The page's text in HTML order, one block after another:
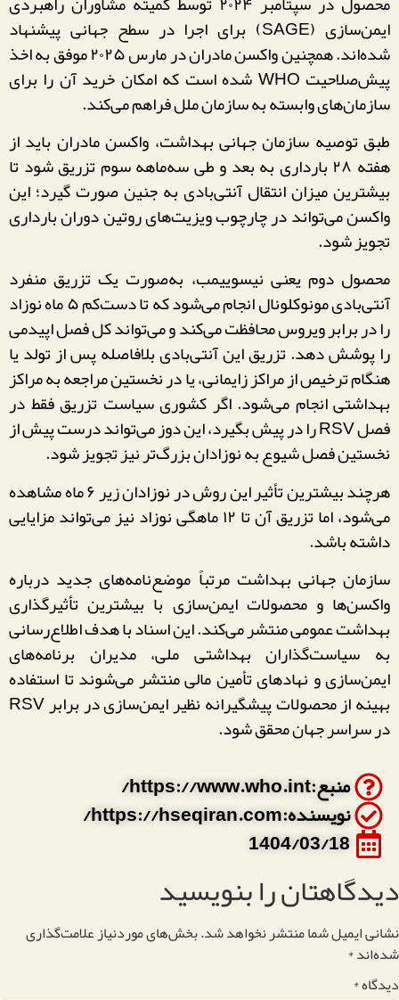
ایمن‌سازی (SAGE) برای اجرا در سطح جهانی پیشنهاد
شده‌اند. همچنین واکسن مادران در مارس ۲۰۲۵ موفق به اخذ
پیش‌صلاحیت WHO شده است که امکان خرید آن را برای
سازمان‌های وابسته به سازمان ملل فراهم می‌کند.
طبق توصیه سازمان جهانی بهداشت، واکسن مادران باید از
هفته ۲۸ بارداری به بعد و طی سه‌ماهه سوم تزریق شود تا
بیشترین میزان انتقال آنتی‌بادی به جنین صورت گیرد؛ این
واکسن می‌تواند در چارچوب ویزیت‌های روتین دوران بارداری
تجویز شود.
محصول دوم یعنی نیسوییمب، به‌صورت یک تزریق منفرد
آنتی‌بادی مونوکلونال انجام می‌شود که تا دست‌کم ۵ ماه نوزاد
را در برابر ویروس محافظت می‌کند و می‌تواند کل فصل اپیدمی
را پوشش دهد. تزریق این آنتی‌بادی بلافاصله پس از تولد یا
هنگام ترخیص از مراکز زایمانی، یا در نخستین مراجعه به مراکز
بهداشتی انجام می‌شود. اگر کشوری سیاست تزریق فقط در
فصل RSV را در پیش بگیرد، این دوز می‌تواند درست پیش از
نخستین فصل شیوع به نوزادان بزرگ‌تر نیز تجویز شود.
هرچند بیشترین تأثیر این روش در نوزادان زیر ۶ ماه مشاهده
می‌شود، اما تزریق آن تا ۱۲ ماهگی نوزاد نیز می‌تواند مزایایی
داشته باشد.
سازمان جهانی بهداشت مرتباً موضع‌نامه‌های جدید درباره
واکسن‌ها و محصولات ایمن‌سازی با بیشترین تأثیرگذاری
بهداشت عمومی منتشر می‌کند. این اسناد با هدف اطلاع‌رسانی
به سیاست‌گذاران بهداشتی ملی، مدیران برنامه‌های
ایمن‌سازی و نهادهای تأمین مالی منتشر می‌شوند تا استفاده
بهینه از محصولات پیشگیرانه نظیر ایمن‌سازی در برابر RSV
در سراسر جهان محقق شود.
منبع:https://www.who.int/
نویسنده:https://hseqiran.com/
1404/03/18
دیدگاهتان را بنویسید
نشانی ایمیل شما منتشر نخواهد شد.بخش‌های موردنیاز علامت‌گذاری
شده‌اند*
دیدگاه*